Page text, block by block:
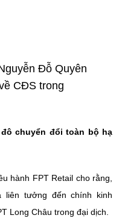
Đỗ Quyên
CĐS trong
chuyển đổi toàn bộ hạ
hành FPT Retail cho rằng,
liên tưởng đến chính kinh
Long Châu trong đại dịch.